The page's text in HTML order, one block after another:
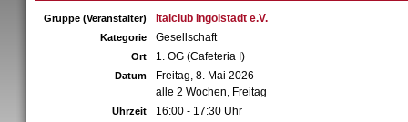
Gruppe (Veranstalter) Italclub Ingolstadt e.V.
Kategorie Gesellschaft
Ort 1. OG (Cafeteria I)
Datum
Freitag, 8. Mai 2026
alle 2 Wochen, Freitag
Uhrzeit 16:00 - 17:30 Uhr